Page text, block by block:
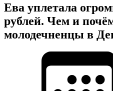
Ева уплетала
рублей. Чем и
молодечненцы в